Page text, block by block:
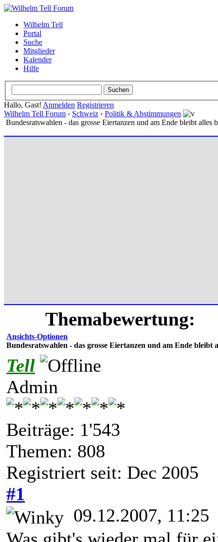
Wilhelm Tell
Portal
Suche
Mitglieder
Kalender
Hilfe
Hallo, Gast! Anmelden Registrieren
Wilhelm Tell Forum › Schweiz › Politik & Abstimmungen
Bundesratswahlen - das grosse Eiertanzen und am Ende bleibt alles
Themabewertung:
Ansichts-Optionen
Bundesratswahlen - das grosse Eiertanzen und am Ende bleibt
Tell
Admin
Beiträge: 1'543
Themen: 808
Registriert seit: Dec 2005
#1
09.12.2007, 11:25